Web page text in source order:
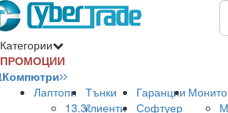
Категории
ПРОМОЦИИ
Компютри
Лаптопи
13.3"
Тънки
клиенти
Гаранции
Софтуер